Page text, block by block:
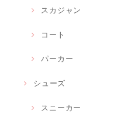
スカジャン
コート
パーカー
シューズ
スニーカー